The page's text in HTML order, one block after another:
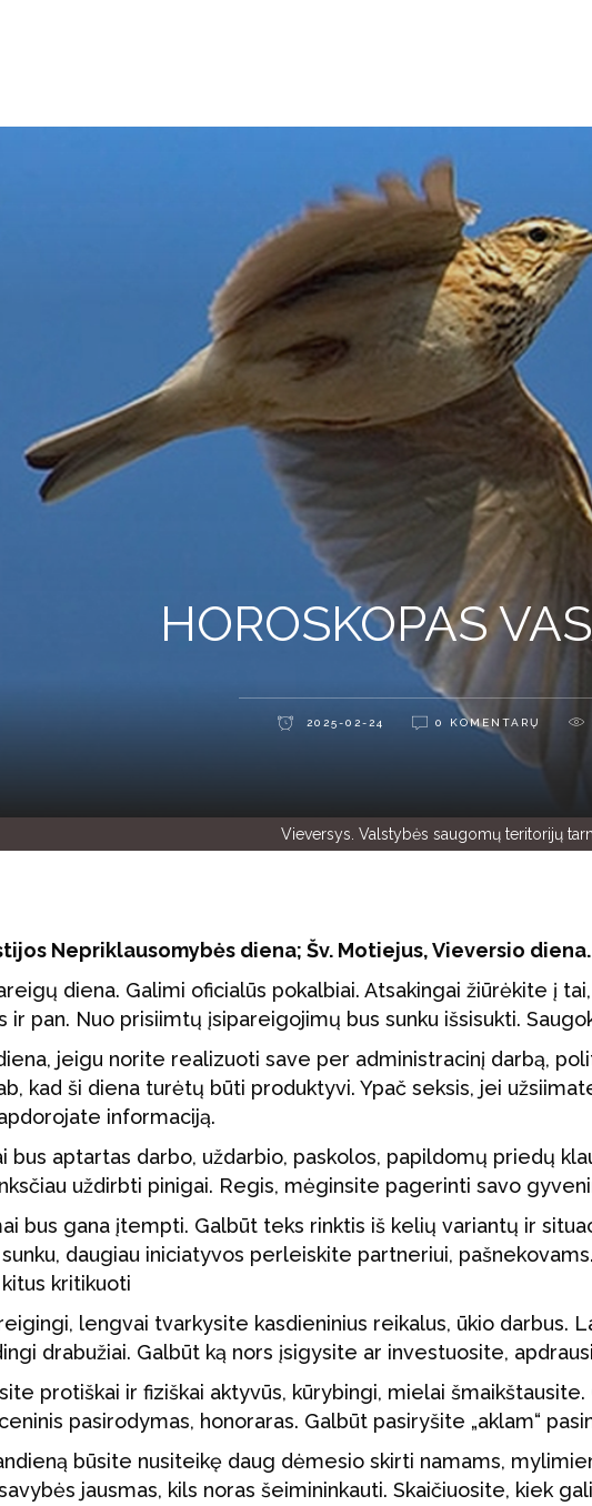
HOROSKOPAS
2025-02-24 0 KOMENTARŲ
Vieversys. Valstybės saugomų teritorijų
Nepriklausomybės diena; Šv. Motiejus, Vieversio diena.
diena. Galimi oficialūs pokalbiai. Atsakingai žiūrėkite į
ir pan. Nuo prisiimtų įsipareigojimų bus sunku išsisukti.
jeigu norite realizuoti save per administracinį darbą,
kad ši diena turėtų būti produktyvi. Ypač seksis, jei
informaciją.
bus aptartas darbo, uždarbio, paskolos, papildomų priedų
uždirbti pinigai. Regis, mėginsite pagerinti savo
bus gana įtempti. Galbūt teks rinktis iš kelių variantų ir
daugiau iniciatyvos perleiskite partneriui,
kritikuoti
lengvai tvarkysite kasdieninius reikalus, ūkio darbus.
drabužiai. Galbūt ką nors įsigysite ar investuosite,
protiškai ir fiziškai aktyvūs, kūrybingi, mielai
pasirodymas, honoraras. Galbūt pasiryšite „aklam“
būsite nusiteikę daug dėmesio skirti namams,
jausmas, kils noras šeimininkauti. Skaičiuosite, kiek